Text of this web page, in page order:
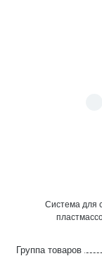
Система для
Группа товаров